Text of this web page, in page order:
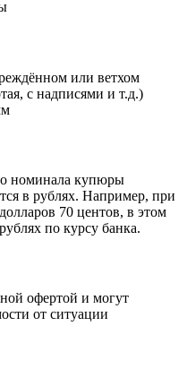
или ветхом
с надписями и т.д.)
номинала купюры
в рублях. Например, при
70 центов, в этом
по курсу банка.
офертой и могут
от ситуации